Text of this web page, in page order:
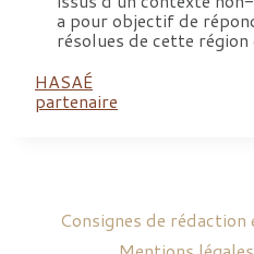
a pour objectif de
résolues de cette région
HASAÉ
partenaire
Consignes de rédaction